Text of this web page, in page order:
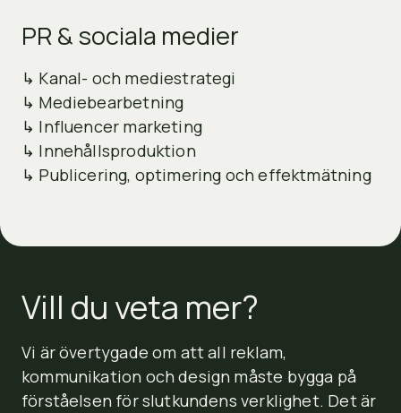
PR & sociala medier
↳ Kanal- och mediestrategi
↳ Mediebearbetning
↳ Influencer marketing
↳ Innehållsproduktion
↳ Publicering, optimering och effektmätning
Vill du veta mer?
Vi är övertygade om att all reklam,
kommunikation och design måste bygga på
förståelsen för slutkundens verklighet. Det är